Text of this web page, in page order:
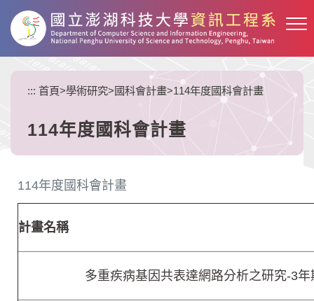
要
::: 首頁>學術研究>國科會計畫>114年度國科會計畫
114年度國科會計畫
114年度國科會計畫
計畫名稱
多重疾病基因共表達網路分析之研究-3年